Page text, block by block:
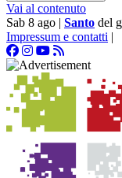
Vai al contenuto
Sab 8 ago | Santo del
Impressum e contatti |